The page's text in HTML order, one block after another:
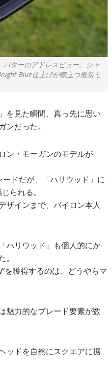
ターのアドレスビュー。シャ
Blue仕上げが際立つ最新モ
を見た瞬間、真っ先に思い
だった。
ン・モーガンのモデルが
ドだが、「ハリウッド」に
られる。
ザインまで、バイロン本人
ハリウッド」も個人的にか
を獲得するのは、どうやらマ
魅力的なブレード要素が数
ッドを自然にスクエアに据